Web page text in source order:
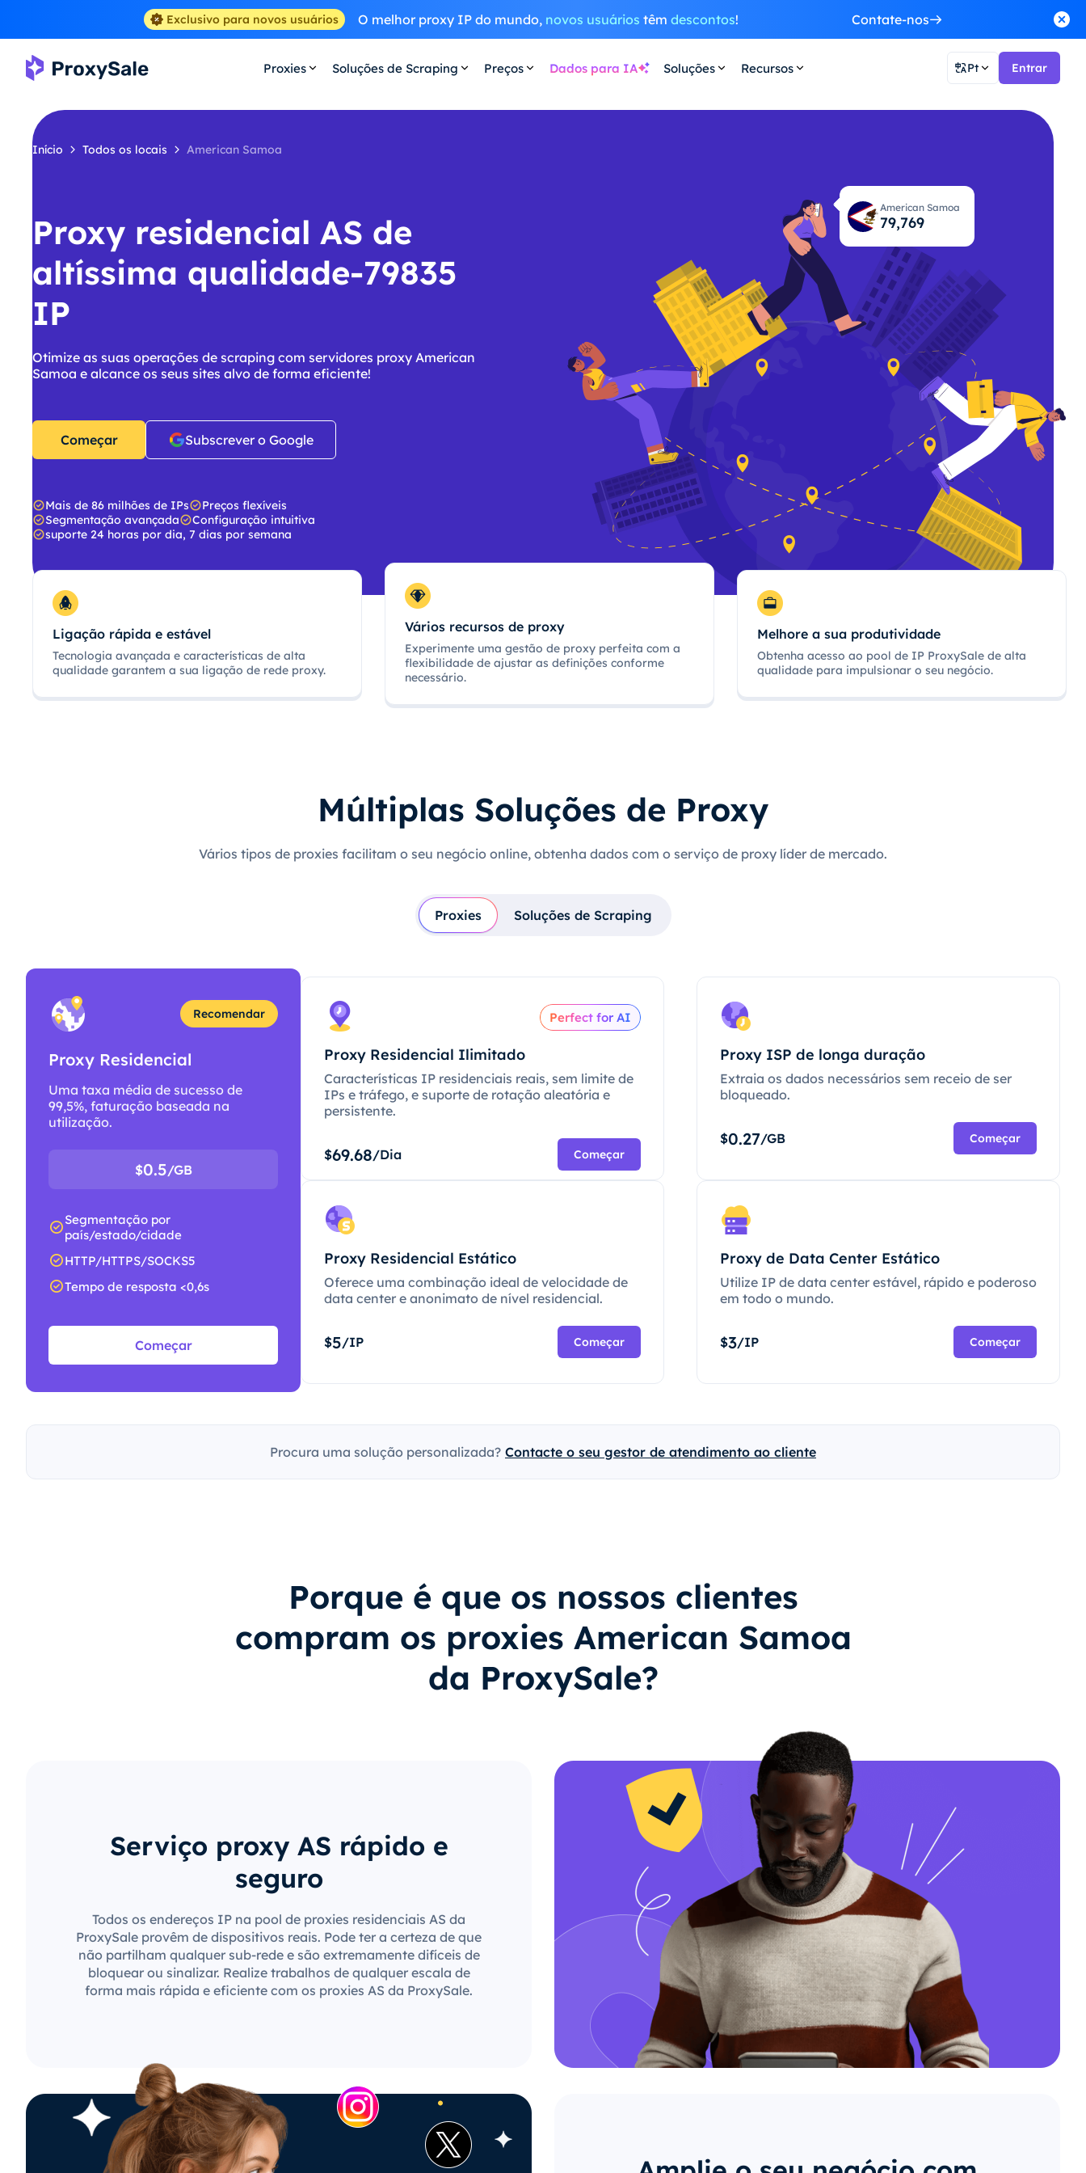
Exclusivo para novos usuários O melhor proxy IP do mundo, novos usuários têm descontos! Contate-nos
Proxies Soluções de Scraping Preços Dados para IA Soluções Recursos Pt Entrar
Início Todos os locais American Samoa
Proxy residencial AS de
altíssima qualidade-79835
IP
Otimize as suas operações de scraping com servidores proxy American
Samoa e alcance os seus sites alvo de forma eficiente!
Começar Subscrever o Google
Mais de 86 milhões de IPs
Preços flexíveis
Segmentação avançada
Configuração intuitiva
suporte 24 horas por dia, 7 dias por semana
American Samoa
79,835
Ligação rápida e estável
Tecnologia avançada e características de alta
qualidade garantem a sua ligação de rede proxy.
Vários recursos de proxy
Experimente uma gestão de proxy perfeita com a
flexibilidade de ajustar as definições conforme
necessário.
Melhore a sua produtividade
Obtenha acesso ao pool de IP ProxySale de alta
qualidade para impulsionar o seu negócio.
Múltiplas Soluções de Proxy
Vários tipos de proxies facilitam o seu negócio online, obtenha dados com o serviço de proxy líder de mercado.
Proxies Soluções de Scraping
Recomendar
Proxy Residencial
Uma taxa média de sucesso de
99,5%, faturação baseada na
utilização.
$0.5/GB
Segmentação por
país/estado/cidade
HTTP/HTTPS/SOCKS5
Tempo de resposta <0,6s
Começar
Perfect for AI
Proxy Residencial Ilimitado
Características IP residenciais reais, sem limite de
IPs e tráfego, e suporte de rotação aleatória e
persistente.
$69.68/Dia Começar
Proxy ISP de longa duração
Extraia os dados necessários sem receio de ser
bloqueado.
$0.27/GB Começar
Proxy Residencial Estático
Oferece uma combinação ideal de velocidade de
data center e anonimato de nível residencial.
$5/IP Começar
Proxy de Data Center Estático
Utilize IP de data center estável, rápido e poderoso
em todo o mundo.
$3/IP Começar
Procura uma solução personalizada? Contacte o seu gestor de atendimento ao cliente
Porque é que os nossos clientes
compram os proxies American Samoa
da ProxySale?
Serviço proxy AS rápido e
seguro
Todos os endereços IP na pool de proxies residenciais AS da
ProxySale provêm de dispositivos reais. Pode ter a certeza de que
não partilham qualquer sub-rede e são extremamente difíceis de
bloquear ou sinalizar. Realize trabalhos de qualquer escala de
forma mais rápida e eficiente com os proxies AS da ProxySale.